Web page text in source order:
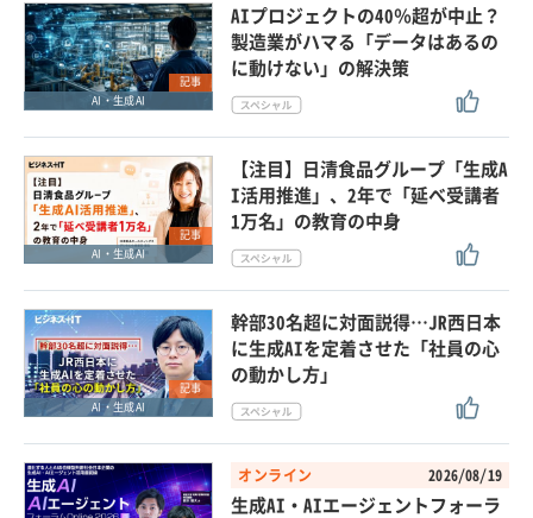
記事
AI・生成AI
AIプロジェクトの40％超が中止？
製造業がハマる「データはあるの
に動けない」の解決策
記事
AI・生成AI
【注目】日清食品グループ「生成A
I活用推進」、2年で「延べ受講者
1万名」の教育の中身
記事
AI・生成AI
幹部30名超に対面説得…JR西日本
に生成AIを定着させた「社員の心
の動かし方」
オンライン 2026/08/19
生成AI・AIエージェントフォーラ